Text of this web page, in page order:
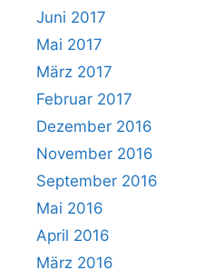
Juni 2017
Mai 2017
März 2017
Februar 2017
Dezember 2016
November 2016
September 2016
Mai 2016
April 2016
März 2016